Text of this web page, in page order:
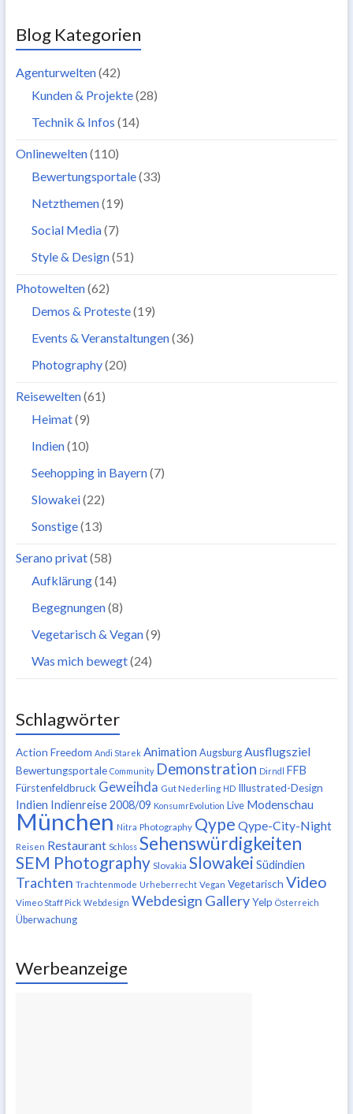
Blog Kategorien
Agenturwelten(42)
Kunden & Projekte(28)
Technik & Infos (14)
Onlinewelten(110)
Bewertungsportale(33)
Netzthemen(19)
Social Media(7)
Style & Design(51)
Photowelten(62)
Demos & Proteste(19)
Events & Veranstaltungen(36)
Photography(20)
Reisewelten(61)
Heimat(9)
Indien(10)
Seehopping in Bayern(7)
Slowakei(22)
Sonstige(13)
Serano privat(58)
Aufklärung(14)
Begegnungen(8)
Vegetarisch & Vegan(9)
Was mich bewegt(24)
Schlagwörter
Action Freedom Andi Starek Animation Augsburg Ausflugsziel
Bewertungsportale Community Demonstration Dirndl FFB
Fürstenfeldbruck Geweihda Gut Nederling HD Illustrated-Design
Indien Indienreise 2008/09 KonsumrEvolution Live Modenschau
München Nitra Photography Qype Qype-City-Night
Reisen Restaurant Schloss Sehenswürdigkeiten
SEM Photography Slovakia Slowakei Südindien
Trachten Trachtenmode Urheberrecht Vegan Vegetarisch Video
Vimeo Staff Pick Webdesign Webdesign Gallery Yelp Österreich
Überwachung
Werbeanzeige